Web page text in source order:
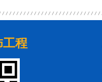
工程